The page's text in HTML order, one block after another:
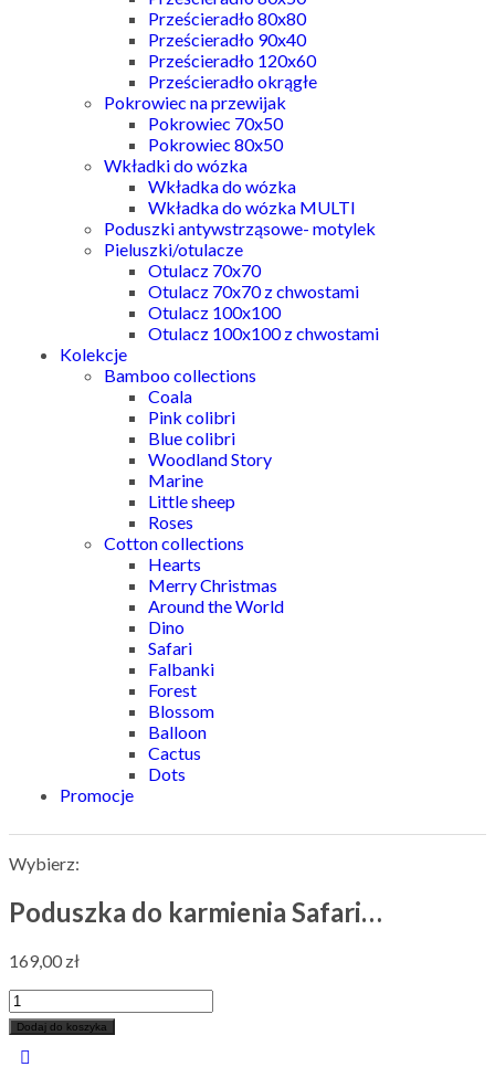
Prześcieradło 80x80
Prześcieradło 90x40
Prześcieradło 120x60
Prześcieradło okrągłe
Pokrowiec na przewijak
Pokrowiec 70x50
Pokrowiec 80x50
Wkładki do wózka
Wkładka do wózka
Wkładka do wózka MULTI
Poduszki antywstrząsowe- motylek
Pieluszki/otulacze
Otulacz 70x70
Otulacz 70x70 z chwostami
Otulacz 100x100
Otulacz 100x100 z chwostami
Kolekcje
Bamboo collections
Coala
Pink colibri
Blue colibri
Woodland Story
Marine
Little sheep
Roses
Cotton collections
Hearts
Merry Christmas
Around the World
Dino
Safari
Falbanki
Forest
Blossom
Balloon
Cactus
Dots
Promocje
Wybierz:
Poduszka do karmienia Safari…
169,00 zł
Dodaj do koszyka